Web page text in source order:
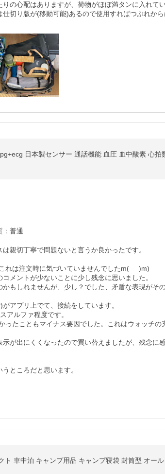
の心配はありますが、荷物がほぼ満タンに入れて
切り版が(移動可能)あるので使用すればつぶれか
日本製センサー 通話機能 血圧 血中酸素 心
： 普通
親切丁寧で問題ないと言うか良かったです。
れは注文時に気づいていませんでしたm(_ _)m)
メントが少ないことに少し残念に思いました。
もしれませんが、少し？でした、矛盾な表現がそ
アプリ上でて、接続をしています。
アルファ程度です。
ったこともマイナス要因でした。これはウォッチの
が出にくくなったので買い替えましたが、残念に
ところだと思います。